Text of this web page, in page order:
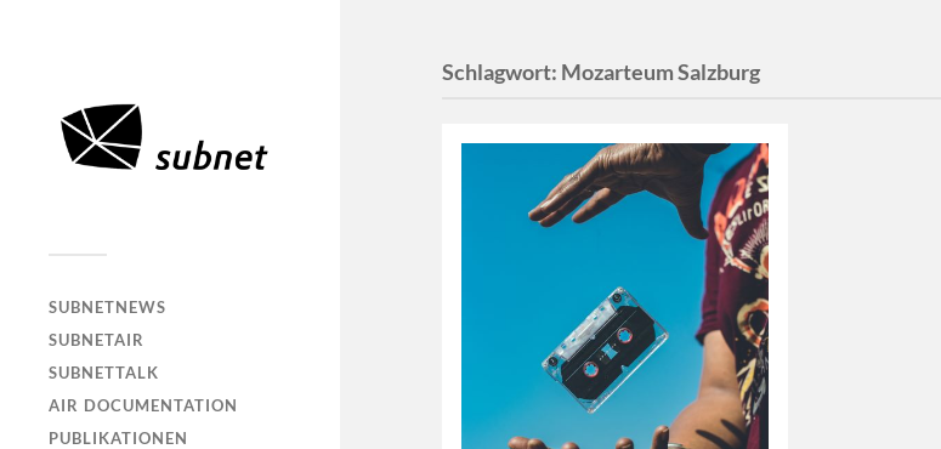
SUBNETNEWS
SUBNETAIR
SUBNETTALK
AIR DOCUMENTATION
PUBLIKATIONEN
Schlagwort: Mozarteum Salzburg